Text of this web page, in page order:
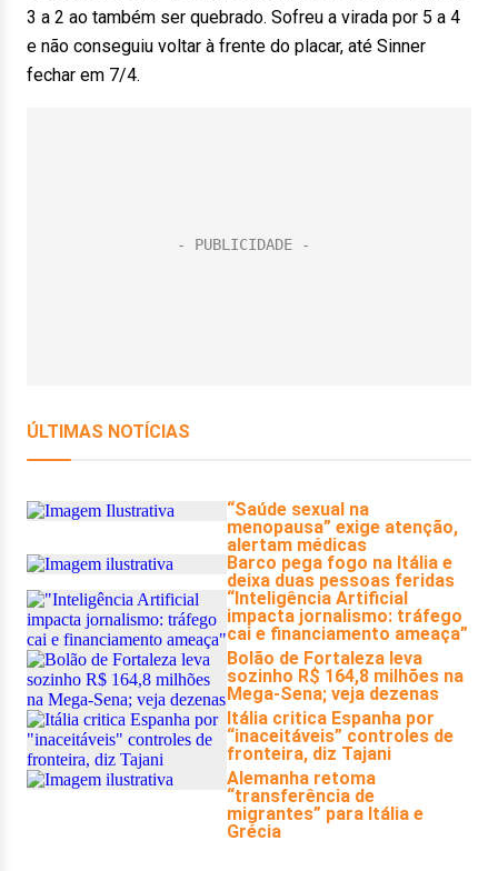
3 a 2 ao também ser quebrado. Sofreu a virada por 5 a 4
e não conseguiu voltar à frente do placar, até Sinner
fechar em 7/4.